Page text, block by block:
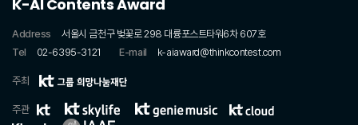
K-AI Contents Award
Address
서울시 금천구 벚꽃로 298 대륭포스트타워6차 607호
Tel
02-6395-3121 E-mail k-aiaward@thinkcontest.com
주최
주관